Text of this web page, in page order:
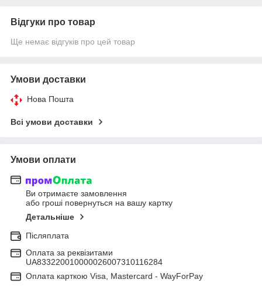
Відгуки про товар
Ще немає відгуків про цей товар
Умови доставки
Нова Пошта
Всі умови доставки
Умови оплати
Ви отримаєте замовлення
або гроші повернуться на вашу картку
Детальніше
Післяплата
Оплата за реквізитами
UA833220010000026007310116284
Оплата карткою Visa, Mastercard - WayForPay